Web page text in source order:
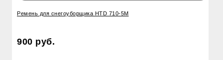
Ремень для снегоуборщика HTD 710-5M
900 руб.